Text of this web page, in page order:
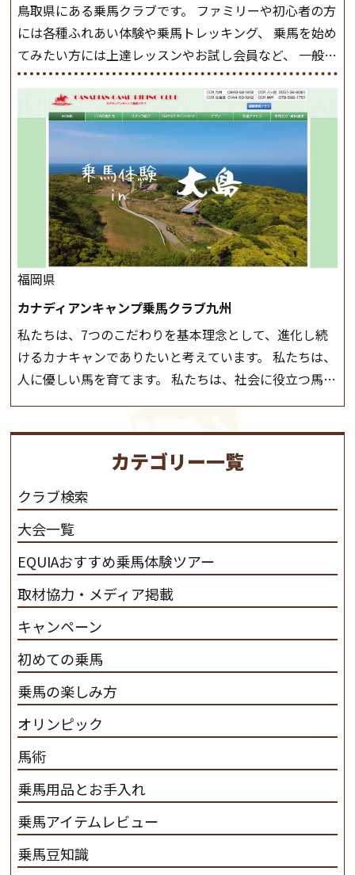
の扶助操作や誘導方法を身につけましょう。 注意事項
◆馬場使用状況により、使用する馬場はこちらで決定い
たしますのでご了承ください ◆基本は雨天決行です
が、落雷・強風等のより、安全上急遽中止させていただ
く場合がございます。 ◆三木ホースランドパークの協議
会や講習会等により、一部レッスンが中止になる場合が
ございます。 その際、ご予約いただいている皆様には事
前にご連絡いたします。MIKIホーストレックのツアー
はこちら
鳥取県にある乗馬クラブです。 ファミリーや初心者の方
には各種ふれあい体験や乗馬トレッキング、 乗馬を始め
てみたい方には上達レッスンやお試し会員など、 一般の
方に幅広くお楽しみいただける施設を目指しています。
また、お手軽（低価格）に会員になったり自分の馬を持
つことのできる乗馬クラブでもあり、 健康や趣味、スポ
ーツ競技として、老若男女様々な方が、日々乗馬をお楽
しみいただいています。 なお、ゴールデンウィークと夏
休み期間中は無休で営業していますので、ぜひご家族で
お越しください！大山乗馬センターの紹介記事はこち
福岡県
カナディアンキャンプ乗馬クラブ九州
私たちは、7つのこだわりを基本理念として、進化し続
けるカナキャンでありたいと考えています。 私たちは、
人に優しい馬を育てます。 私たちは、社会に役立つ馬を
生産します。 私たちは、馬や人々に癒しとなる環境を守
さと魅力を追求します。 私たちは、馬の品種と血統にこ
だわります。 私たちは、乗用馬の質の向上を目指し、生
産･育成･調教を一貫して行います。カナディアンキャ
ンプ乗馬クラブ九州のツアー情報はこちら
カテゴリー一覧
クラブ検索
大会一覧
EQUIAおすすめ乗馬体験ツアー
取材協力・メディア掲載
キャンペーン
初めての乗馬
乗馬の楽しみ方
オリンピック
馬術
乗馬用品とお手入れ
乗馬アイテムレビュー
乗馬豆知識